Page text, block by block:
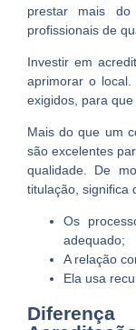
prestar mais
profissionais de
Investir em
aprimorar o
exigidos, para
Mais do que um
são excelentes
qualidade. De
titulação, significa
Os
adequado;
A relação
Ela usa